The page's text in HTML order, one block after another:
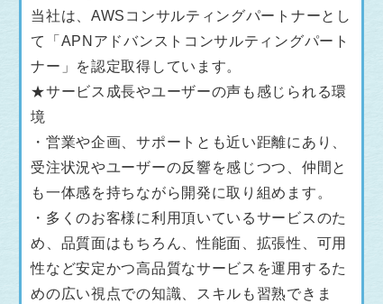
当社は、AWSコンサルティングパートナーとし
て「APNアドバンストコンサルティングパート
ナー」を認定取得しています。
★サービス成長やユーザーの声も感じられる環
境
・営業や企画、サポートとも近い距離にあり、
受注状況やユーザーの反響を感じつつ、仲間と
も一体感を持ちながら開発に取り組めます。
・多くのお客様に利用頂いているサービスのた
め、品質面はもちろん、性能面、拡張性、可用
性など安定かつ高品質なサービスを運用するた
めの広い視点での知識、スキルも習熟できま